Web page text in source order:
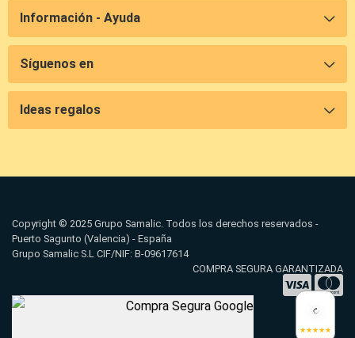
★★★★★
Información - Ayuda
Síguenos en
Ideas regalos
Copyright © 2025 Grupo Samalic. Todos los derechos reservados -
Puerto Sagunto (Valencia) - España
Grupo Samalic S.L CIF/NIF: B-09617614
COMPRA SEGURA GARANTIZADA